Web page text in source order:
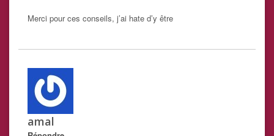
Merci pour ces conseils, j’ai hate d’y être
amal